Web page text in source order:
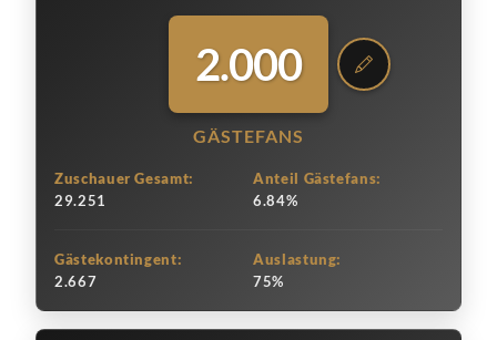
2.000
GÄSTEFANS
Zuschauer Gesamt:
29.251
Anteil Gästefans:
6.84%
Gästekontingent:
2.667
Auslastung:
75%